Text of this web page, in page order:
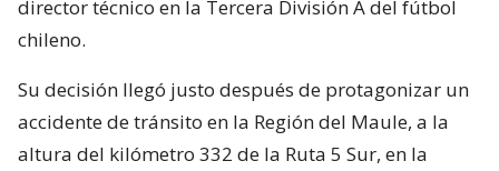
director técnico en la Tercera División A del fútbol
chileno.
Su decisión llegó justo después de protagonizar un
accidente de tránsito en la Región del Maule, a la
altura del kilómetro 332 de la Ruta 5 Sur, en la